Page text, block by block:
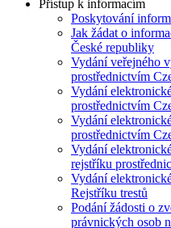
Přístup k informacím
Poskytování
Jak žádat o
České republiky
Vydání veřejného
prostřednictvím
Vydání
prostřednictvím
Vydání
prostřednictvím
Vydání
rejstříku
Vydání
Rejstříku trestů
Podání žádosti o
právnických osob